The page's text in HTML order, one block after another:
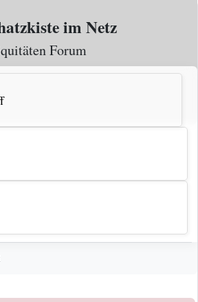
im Netz
Forum